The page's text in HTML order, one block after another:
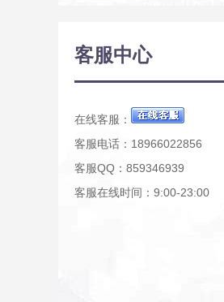
客服中心
在线客服：
客服电话：18966022856
客服QQ：859346939
客服在线时间：9:00-23:00